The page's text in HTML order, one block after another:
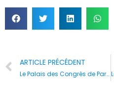
ARTICLE PRÉCÉDENT
Le Palais des Congrès de Paris, une architecture unique